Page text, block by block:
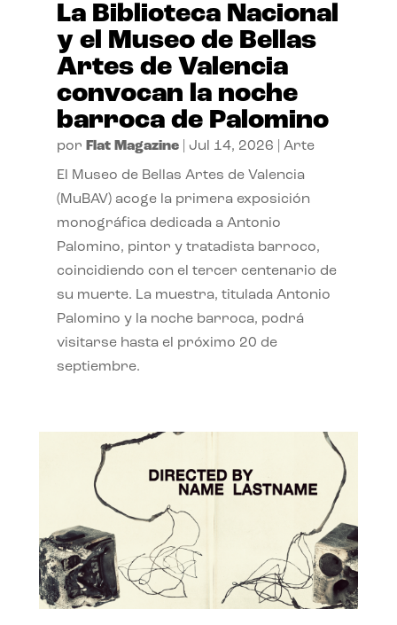
La Biblioteca Nacional
y el Museo de Bellas
Artes de Valencia
convocan la noche
barroca de Palomino
por Flat Magazine| Jul 14, 2026 Arte
El Museo de Bellas Artes de Valencia
(MuBAV) acoge la primera exposición
monográfica dedicada a Antonio
Palomino, pintor y tratadista barroco,
coincidiendo con el tercer centenario de
su muerte. La muestra, titulada Antonio
Palomino y la noche barroca, podrá
visitarse hasta el próximo 20 de
septiembre.